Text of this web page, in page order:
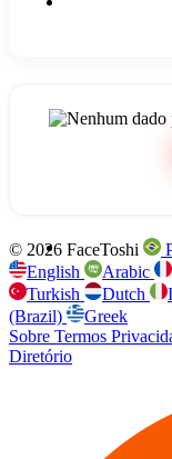
© 2026 FaceToshi
English
Arabic
Turkish
Dutch
(Brazil)
Greek
Sobre Termos
Diretório